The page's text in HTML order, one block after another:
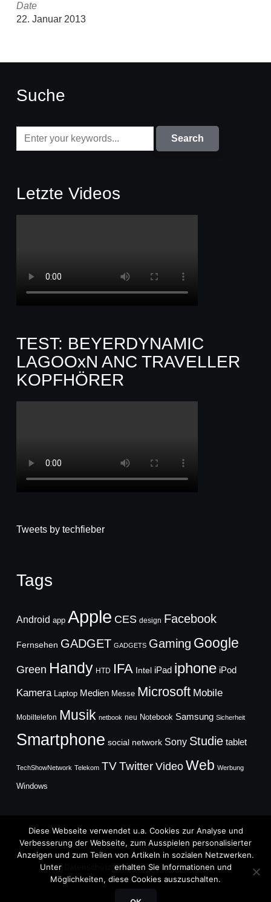
Date
22. Januar 2013
Suche
Letzte Videos
TEST: BEYERDYNAMIC
LAGOOxN ANC TRAVELLER
KOPFHÖRER
Tweets by techfieber
Tags
Android app Apple CES design Facebook
Fernsehen GADGET GADGETS Gaming Google
Green Handy HTD IFA Intel iPad iphone iPod
Kamera Laptop Medien Messe Microsoft Mobile
Mobiltelefon Musik netbook neu Notebook Samsung Sicherheit
Smartphone social network Sony Studie tablet
TechShowNetwork Telekom TVTwitter Video Web Werbung
Windows
Copyright © 2026
TechFieber Blog
Diese Webseite verwendet u.a. Cookies zur Analyse und
Verbesserung der Webseite, zum Ausspielen personalisierter
Anzeigen und zum Teilen von Artikeln in sozialen Netzwerken.
Unter
erhalten Sie Informationen und
Möglichkeiten, diese Cookies auszuschalten.